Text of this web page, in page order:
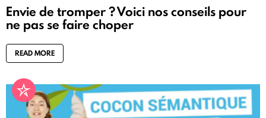
Envie de tromper ? Voici nos conseils pour
ne pas se faire choper
READ MORE